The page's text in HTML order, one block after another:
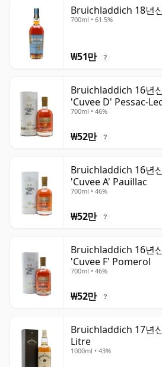
Bruichladdich 18년
700ml • 61.5%
₩51만 ?
Bruichladdich 16년
'Cuvee D' Pessac-
700ml • 46%
₩52만 ?
Bruichladdich 16년
'Cuvee A' Pauillac
700ml • 46%
₩52만 ?
Bruichladdich 16년
'Cuvee F' Pomerol
700ml • 46%
₩52만 ?
Bruichladdich 17년
Litre
1000ml • 43%